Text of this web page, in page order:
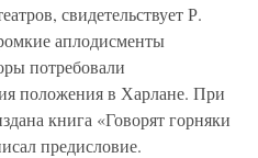
свидетельствует Р.
аплодисменты
потребовали
положения в Харлане. При
книга «Говорят горняки
предисловие.